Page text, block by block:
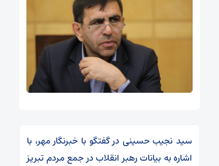
سید نجیب حسینی در گفتگو با خبرنگار مهر، با
اشاره به بیانات رهبر انقلاب در جمع مردم تبریز